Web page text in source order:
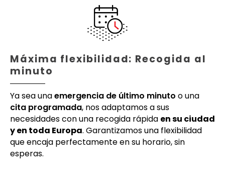
Máxima flexibilidad: Recogida al
minuto
Ya sea unaemergencia de último minuto o una
cita programada, nos adaptamos a sus
necesidades con una recogida rápida en su ciudad
y en toda Europa. Garantizamos una flexibilidad
que encaja perfectamente en su horario, sin
esperas.